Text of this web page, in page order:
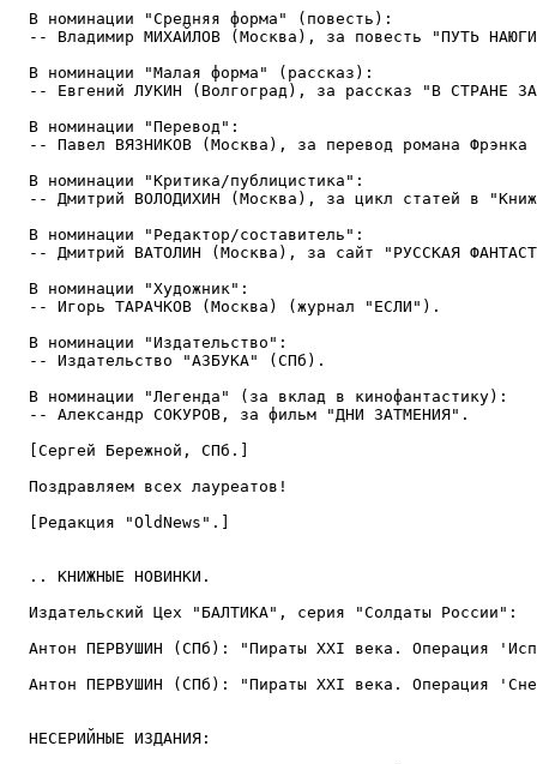
  В номинации "Средняя форма" (повесть):
-- Владимир МИХАЙЛОВ (Москва), за повесть "ПУТЬ
  В номинации "Малая форма" (рассказ):
-- Евгений ЛУКИН (Волгоград), за рассказ "В СТРАНЕ
  В номинации "Перевод":
-- Павел ВЯЗНИКОВ (Москва), за перевод романа Фрэнка
  В номинации "Критика/публицистика":
-- Дмитрий ВОЛОДИХИН (Москва), за цикл статей в
  В номинации "Редактор/составитель":
-- Дмитрий ВАТОЛИН (Москва), за сайт "РУССКАЯ
  В номинации "Художник":
  -- Игорь ТАРАЧКОВ (Москва) (журнал "ЕСЛИ").
  В номинации "Издательство":
  -- Издательство "АЗБУКА" (СПб).
  В номинации "Легенда" (за вклад в кинофантастику):
  -- Александр СОКУРОВ, за фильм "ДНИ ЗАТМЕНИЯ".
  [Сергей Бережной, СПб.]
  Поздравляем всех лауреатов!
  [Редакция "OldNews".]
  .. КНИЖНЫЕ HОВИHКИ.
  Издательский Цех "БАЛТИКА", серия "Солдаты России":
Антон ПЕРВУШИН (СПб): "Пираты XXI века. Операция
Антон ПЕРВУШИН (СПб): "Пираты XXI века. Операция
  НЕСЕРИЙНЫЕ ИЗДАHИЯ: